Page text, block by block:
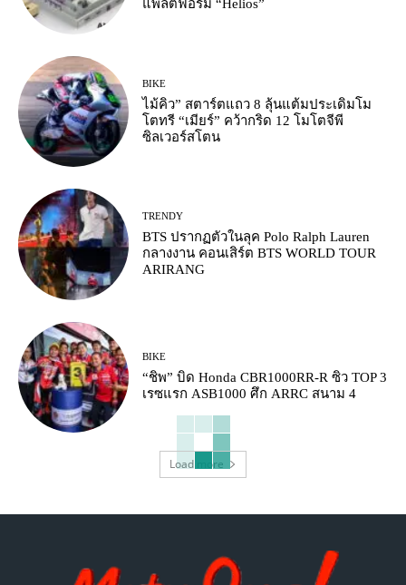
แพลตฟอร์ม “Helios”
BIKE
ไม้คิว” สตาร์ตแถว 8 ลุ้นแต้มประเดิมโม
โตทรี “เมียร์” คว้ากริด 12 โมโตจีพี
ซิลเวอร์สโตน
TRENDY
BTS ปรากฏตัวในลุค Polo Ralph Lauren
กลางงาน คอนเสิร์ต BTS WORLD TOUR
ARIRANG
BIKE
“ชิพ” บิด Honda CBR1000RR-R ซิว TOP 3
เรซแรก ASB1000 ศึก ARRC สนาม 4
Load more